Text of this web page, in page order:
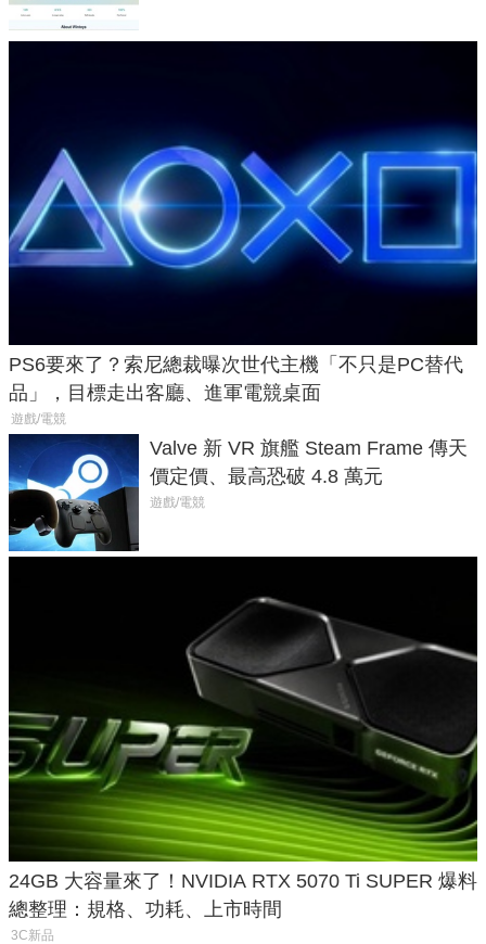
PS6要來了？索尼總裁曝次世代主機「不只是PC替代
品」，目標走出客廳、進軍電競桌面
遊戲/電競
Valve 新 VR 旗艦 Steam Frame 傳天
價定價、最高恐破 4.8 萬元
遊戲/電競
24GB 大容量來了！NVIDIA RTX 5070 Ti SUPER 爆料
總整理：規格、功耗、上市時間
3C新品